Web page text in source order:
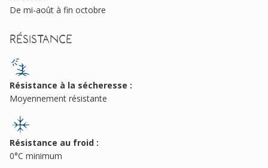
De mi-août à fin octobre
Résistance
Résistance à la sécheresse :
Moyennement résistante
Résistance au froid :
0°C minimum